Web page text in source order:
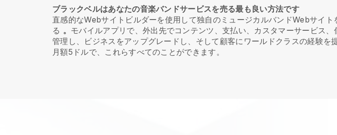
ブラックベルはあなたの音楽バンドサービスを売る最も良い方法です
直感的なWebサイトビルダーを使用して独自のミュージカルバンドWebサイ
る 。 モバイルアプリで、外出先でコンテンツ、支払い、カスタマーサービス、
管理し、ビジネスをアップグレードし、そして顧客にワールドクラスの経験を
月額5ドルで、これらすべてのことができます。